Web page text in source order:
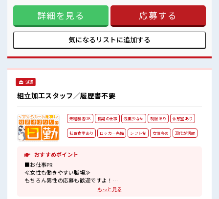
があっても大丈夫♪ 経験はちょっとだけ…という方もOK！
≪モチベーションもUP≫ 派手過ぎなければ髪型や髪色自由♪
(規定有)≪自分に合った期間で働ける≫ 福利厚生が整った派
遣のお仕事です！ ■職場の雰囲気 少人数の職場だから一緒に
働く仲間との距離もグッと近い！ キバツ過ぎなければ髪色・
髪型は自由！ あなたの個性を大事にできます♪ ロッカーあ
詳細を見る 応募する
気になるリストに追加する
派遣
組立加工スタッフ／履歴書不要
未経験者OK 長期の仕事 残業少なめ 制服あり 休憩室あり
社員食堂あり ロッカー完備 シフト制 女性多め 30代が活躍
おすすめポイント
■お仕事PR
≪女性も働きやすい職場≫
もちろん男性の応募も歓迎ですよ！
もっと見る